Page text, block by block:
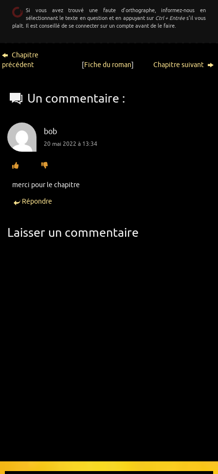
Si vous avez trouvé une faute d’orthographe, informez-nous en
sélectionnant le texte en question et en appuyant sur Ctrl + Entrées’il vous
plaît. Il est conseillé de se connecter sur un compte avant de le faire.
Chapitre
précédent
[Fiche du roman] Chapitre suivant
Un commentaire :
bob
20 mai 2022 à 13:34
merci pour le chapitre
Répondre
Laisser un commentaire